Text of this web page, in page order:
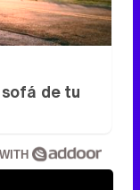
de tu